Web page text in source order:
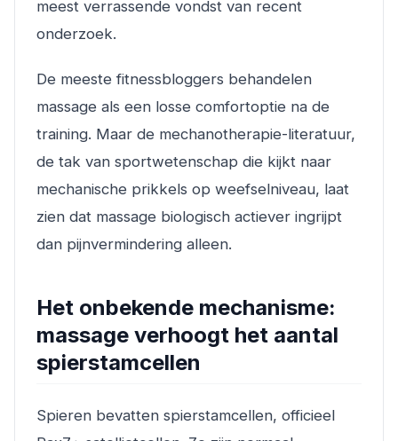
meest verrassende vondst van recent
onderzoek.
De meeste fitnessbloggers behandelen
massage als een losse comfortoptie na de
training. Maar de mechanotherapie-literatuur,
de tak van sportwetenschap die kijkt naar
mechanische prikkels op weefselniveau, laat
zien dat massage biologisch actiever ingrijpt
dan pijnvermindering alleen.
Het onbekende mechanisme:
massage verhoogt het aantal
spierstamcellen
Spieren bevatten spierstamcellen, officieel